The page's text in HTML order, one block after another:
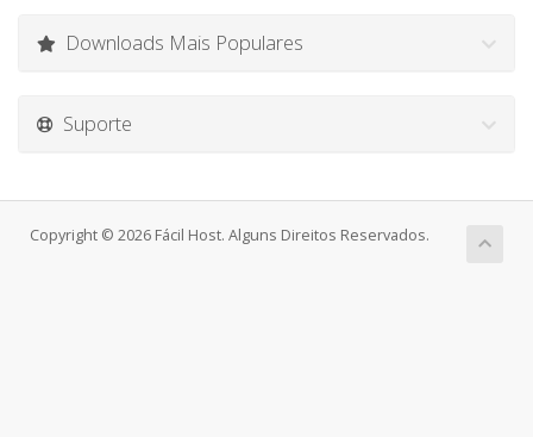
Downloads Mais Populares
Suporte
Copyright © 2026 Fácil Host. Alguns Direitos Reservados.